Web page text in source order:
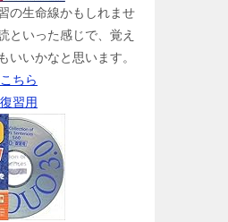
の生命線かもしれませ
といった感じで、覚え
いいかなと思います。
ちら
習用